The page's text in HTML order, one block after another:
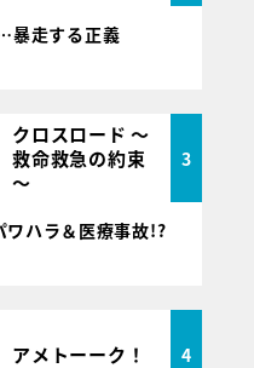
暴走する正義
クロスロード ～
救命救急の約束
～
3
ハラ＆医療事故!?
アメトーーク！ 4